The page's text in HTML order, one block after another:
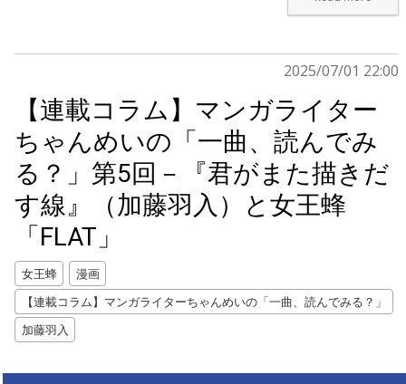
2025/07/01 22:00
【連載コラム】マンガライター
ちゃんめいの「一曲、読んでみ
る？」第5回－『君がまた描きだ
す線』（加藤羽入）と女王蜂
「FLAT」
女王蜂
漫画
【連載コラム】マンガライターちゃんめいの「一曲、読んでみる？」
加藤羽入